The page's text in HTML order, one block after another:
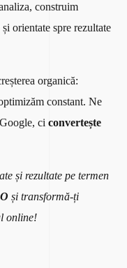
construim
orientate spre rezultate
organică:
constant. Ne
Google, ciconvertește
și rezultate pe termen
și transformă-ți
online!